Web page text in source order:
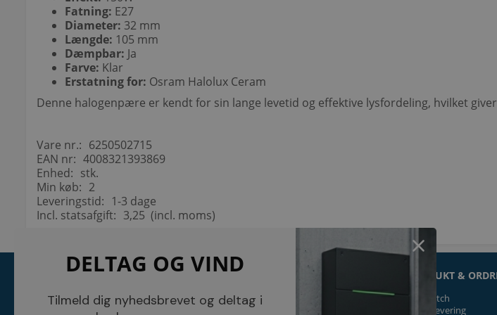
Fatning: E27
Diameter: 32 mm
Længde: 105 mm
Dæmpbar: Ja
Farve: Klar
Erstatning for: Osram Halolux Ceram
Denne halogenpære er kendt for sin lange levetid og effektive lysfordeling, hvilket
Vare nr.: 6250502715
EAN nr: 4008321393869
Enhed: stk.
Min køb: 2
Leveringstid: 1-3 dage
Incl. statsafgift: 3,25 (incl. moms)
KONTAKT
NETSALG EL & VVS APS
Søndergårdsvej 44
INFORMATION
Blog
PRODUKT &
Prismatch
Fragt/levering
DELTAG OG VIND
Tilmeld dig nyhedsbrevet og deltag i